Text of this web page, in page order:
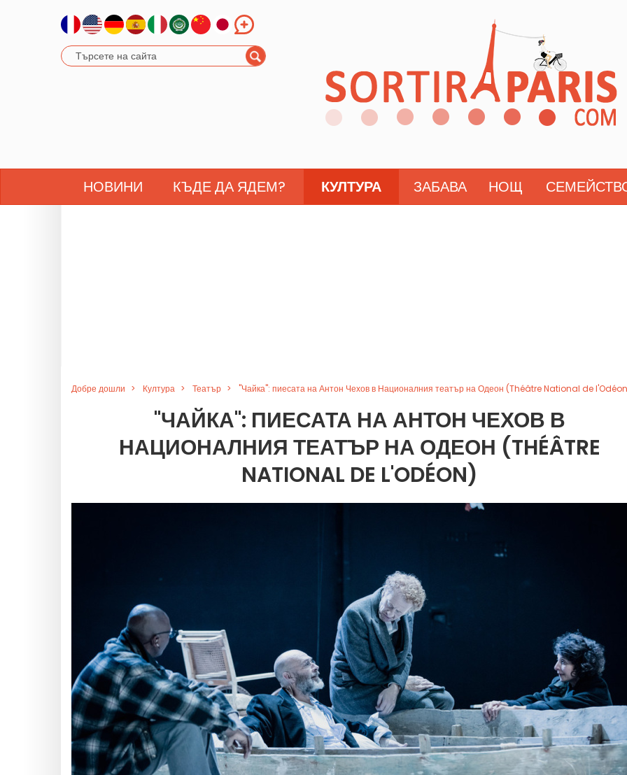
НОВИНИ КЪДЕ ДА ЯДЕМ? КУЛТУРА ЗАБАВА НОЩ
Добре дошли Култура Театър "Чайка": пиесата на Антон Чехов в Националния театър на Одеон (Théâtre National de
"ЧАЙКА": ПИЕСАТА НА АНТОН ЧЕХОВ В
НАЦИОНАЛНИЯ ТЕАТЪР НА ОДЕОН (THÉÂTRE
NATIONAL DE L'ODÉON)